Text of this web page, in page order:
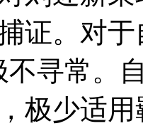
证。对
不寻常。
极少适